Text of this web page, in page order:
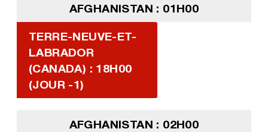
AFGHANISTAN : 01H00
TERRE-NEUVE-ET-
LABRADOR
(CANADA) : 18H00
(JOUR -1)
AFGHANISTAN : 02H00